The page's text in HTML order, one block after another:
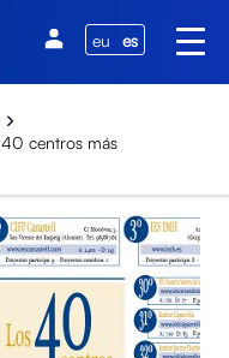
eu es
centros más